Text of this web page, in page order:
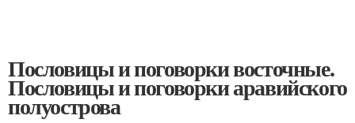
Пословицы и поговорки восточные.
Пословицы и поговорки аравийского
полуострова